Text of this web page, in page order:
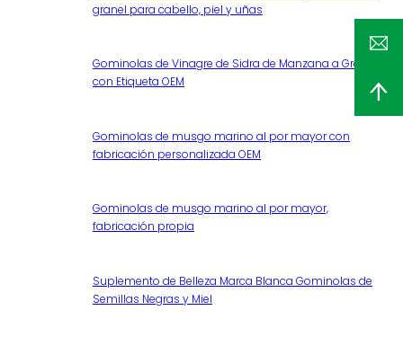
granel para cabello, piel y uñas
Gominolas de Vinagre de Sidra de Manzana a Granel
con Etiqueta OEM
Gominolas de musgo marino al por mayor con
fabricación personalizada OEM
Gominolas de musgo marino al por mayor,
fabricación propia
Suplemento de Belleza Marca Blanca Gominolas de
Semillas Negras y Miel